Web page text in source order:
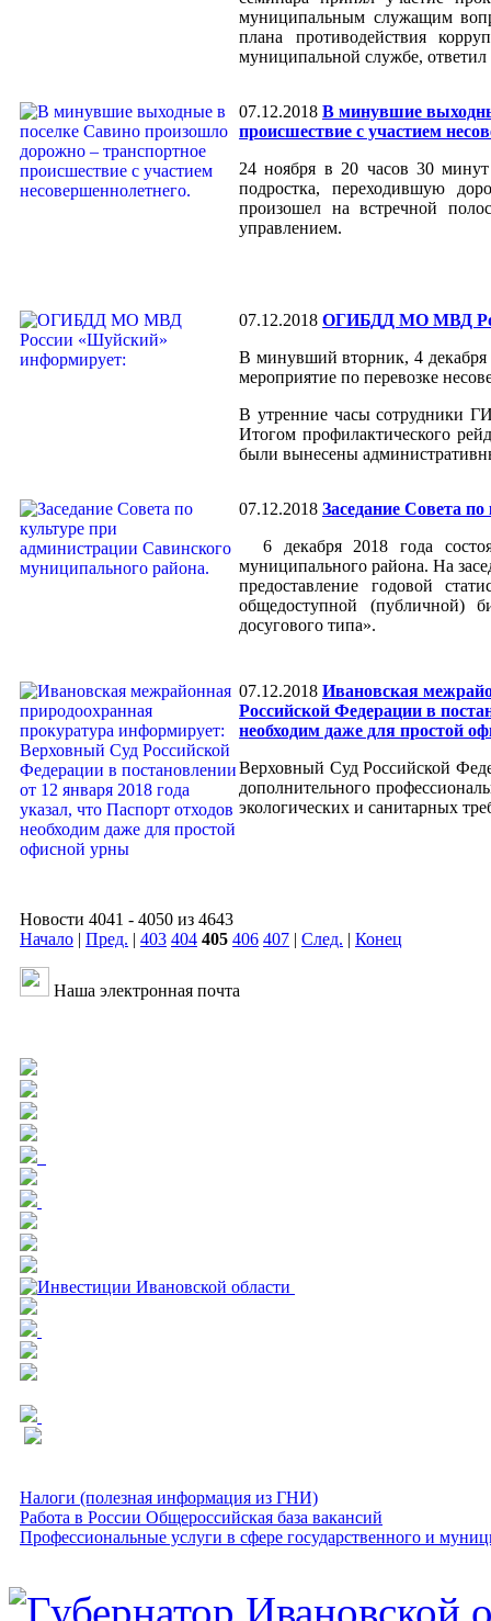
муниципальным служащим
плана противодействия
муниципальной службе,
07.12.2018 В минувшие
происшествие с участием
24 ноября в 20 часов 30
подростка, переходившую
произошел на встречной
управлением.
07.12.2018 ОГИБДД МО МВД
В минувший вторник, 4 декабря
мероприятие по перевозке
В утренние часы сотрудники
Итогом профилактического
были вынесены
07.12.2018 Заседание Совета
6 декабря 2018 года
муниципального района. На
предоставление годовой
общедоступной (публичной)
досугового типа».
07.12.2018 Ивановская
Российской Федерации в
необходим даже для простой
Верховный Суд Российской
дополнительного
экологических и санитарных
Новости 4041 - 4050 из 4643
Начало | Пред. | 403 404 405 406 407 | След. | Конец
Наша электронная почта
Налоги (полезная информация из ГНИ)
Работа в России Общероссийская база вакансий
Профессиональные услуги в сфере государственного и